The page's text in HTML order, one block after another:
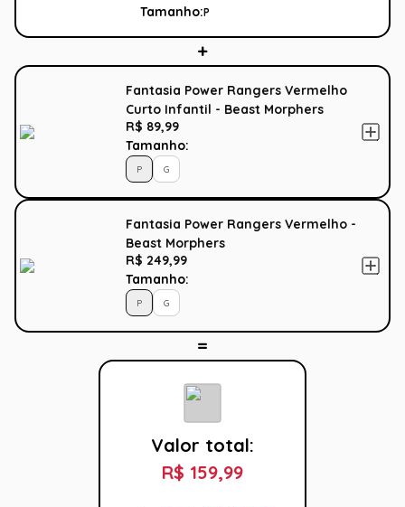
Tamanho:P
Fantasia Power Rangers Vermelho
Curto Infantil - Beast Morphers
R$ 89,99
Tamanho:
P G
Fantasia Power Rangers Vermelho -
Beast Morphers
R$ 249,99
Tamanho:
P G
Valor total:
R$ 159,99